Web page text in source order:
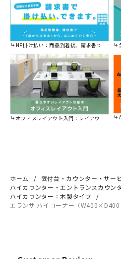
NP掛け払い：商品到着後、請求書で後から払えます。
オフィスレイアウト入門：レイアウトの基本をご紹介。
ホーム
受付台・カウンター・サー
ハイカウンター・エントランスカウン
ハイカウンター：木製タイプ
エランサ ハイコーナー（